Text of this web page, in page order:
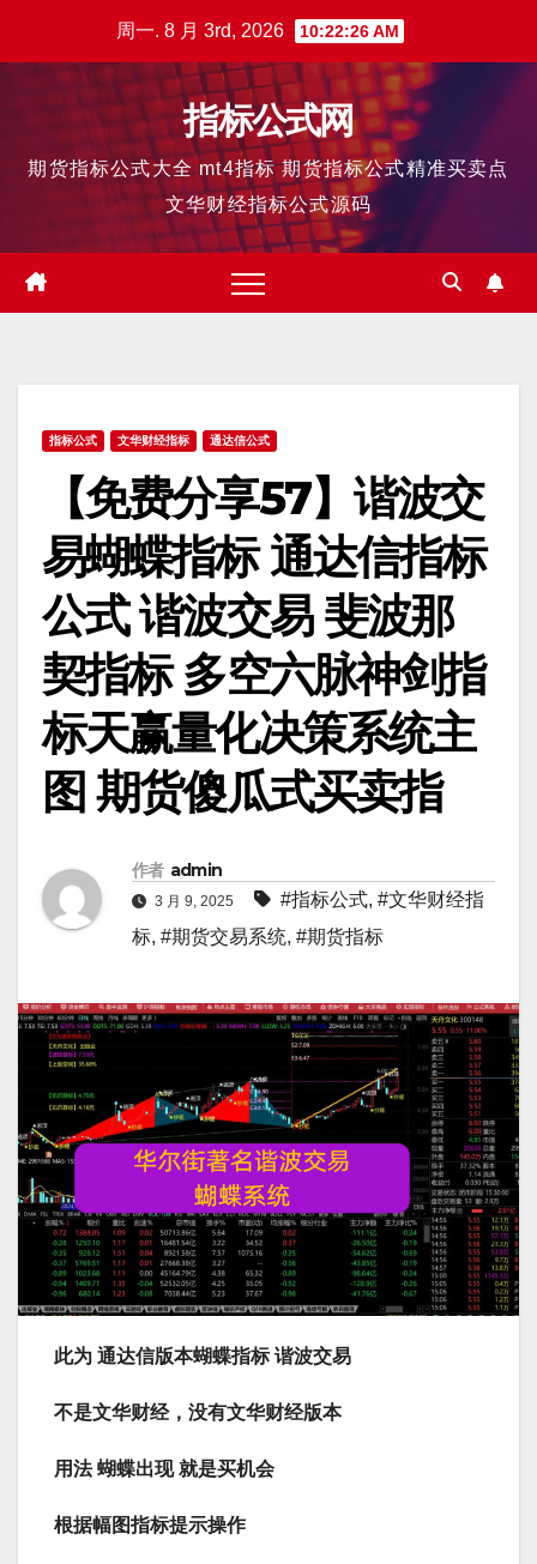
周一. 8 月 3rd, 2026 10:22:27 AM
指标公式网
期货指标公式大全 mt4指标 期货指标公式精准买卖点
文华财经指标公式源码
指标公式 文华财经指标 通达信公式
【免费分享57】谐波交
易蝴蝶指标 通达信指标
公式 谐波交易 斐波那
契指标 多空六脉神剑指
标天赢量化决策系统主
图 期货傻瓜式买卖指
作者 admin
3 月 9, 2025 #指标公式, #文华财经指
标, #期货交易系统, #期货指标
此为 通达信版本蝴蝶指标 谐波交易
不是文华财经，没有文华财经版本
用法 蝴蝶出现 就是买机会
根据幅图指标提示操作